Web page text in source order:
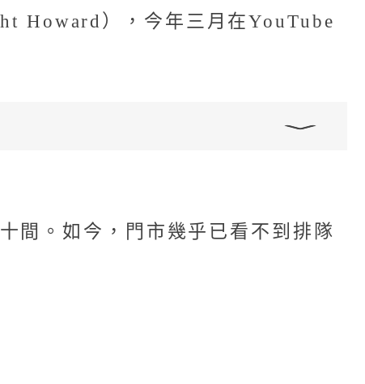
Howard），今年三月在YouTube
間。如今，門市幾乎已看不到排隊